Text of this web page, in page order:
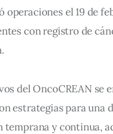
operaciones el 19 de
con registro de
del OncoCREAN
estrategias para una
y continua,